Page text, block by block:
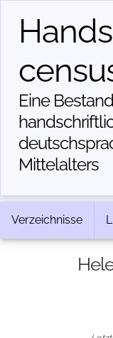
Eine
Mittelalters
Verzeichnisse